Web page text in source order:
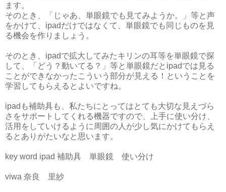
ます。
そのとき、「じゃあ、単眼鏡でも見てみようか。」等と声
をかけて、ipadだけではなくて、単眼鏡でも同じものを見
る機会を作りましょう。
そのとき、ipadで拡大してみたキリンの耳等を単眼鏡で探
して、「どう？動いてる？」等と単眼鏡だとipadでは見る
ことができなかったこういう部分が見える！ということを
学習してもらえるとよいですね。
ipadも補助具も、私たちにとってはとても大切な見えづら
さをサポートしてくれる機器ですので、上手に使い分け、
活用をしていけるように周囲の人が少し気にかけてもらえ
るとありがたいなと思います。
key word ipad 補助具 単眼鏡 使い分け
viwa 奈良 里紗